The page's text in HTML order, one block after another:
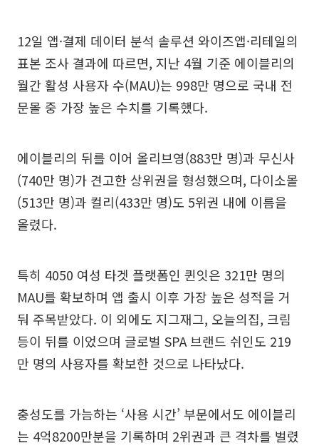
12일 앱·결제 데이터 분석 솔루션 와이즈앱·리테일의
표본 조사 결과에 따르면, 지난 4월 기준 에이블리의
월간 활성 사용자 수(MAU)는 998만 명으로 국내 전
문몰 중 가장 높은 수치를 기록했다.
에이블리의 뒤를 이어 올리브영(883만 명)과 무신사
(740만 명)가 견고한 상위권을 형성했으며, 다이소몰
(513만 명)과 컬리(433만 명)도 5위권 내에 이름을
올렸다.
특히 4050 여성 타겟 플랫폼인 퀸잇은 321만 명의
MAU를 확보하며 앱 출시 이후 가장 높은 성적을 거
둬 주목받았다. 이 외에도 지그재그, 오늘의집, 크림
등이 뒤를 이었으며 글로벌 SPA 브랜드 쉬인도 219
만 명의 사용자를 확보한 것으로 나타났다.
충성도를 가늠하는 ‘사용 시간’ 부문에서도 에이블리
는 4억8200만분을 기록하며 2위권과 큰 격차를 벌렸